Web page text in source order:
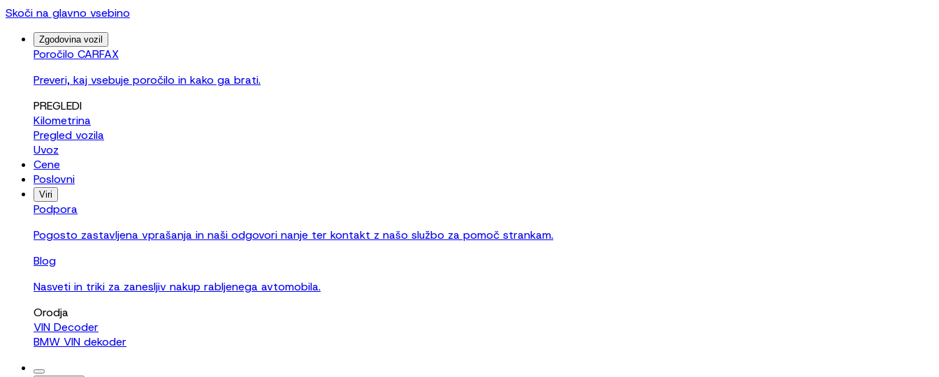
Skoči na glavno vsebino
Zgodovina vozil
Poročilo CARFAX
Preveri, kaj vsebuje poročilo in kako ga brati.
PREGLEDI
Kilometrina
Pregled vozila
Uvoz
Cene
Poslovni
Viri
Podpora
Pogosto zastavljena vprašanja in naši odgovori nanje ter kontakt z našo službo za pomoč strankam.
Blog
Nasveti in triki za zanesljiv nakup rabljenega avtomobila.
Orodja
VIN Decoder
BMW VIN dekoder